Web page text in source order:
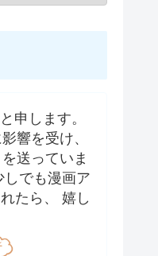
申します。
響を受け、
送っていま
でも漫画ア
たら、 嬉し